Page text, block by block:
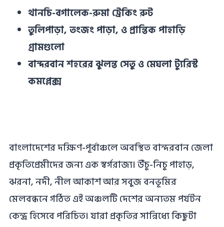
থানচি-বগালেক-রুমা ট্রেকিং রুট
তুলিপাড়া, তংজং পাড়া, ও প্রান্তিক পাহাড়ি
গ্রামগুলো
বান্দরবান শহরের ঝুলন্ত সেতু ও মেঘলা ট্যুরিস্ট
কমপ্লেক্স
বাংলাদেশের দক্ষিণ-পূর্বাঞ্চলে অবস্থিত বান্দরবান জেলা
প্রকৃতিপ্রেমীদের জন্য এক স্বর্গরাজ্য। উঁচু-নিচু পাহাড়,
ঝরনা, নদী, নীল আকাশ আর সবুজ বনভূমির
মেলবন্ধনে গঠিত এই অঞ্চলটি দেশের অন্যতম পর্যটন
কেন্দ্র হিসেবে পরিচিত। যারা প্রকৃতির সান্নিধ্যে কিছুটা